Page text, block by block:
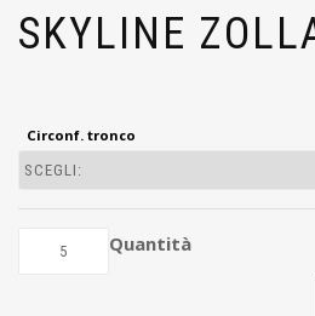
SKYLINE
Circonf. tronco
Quantità